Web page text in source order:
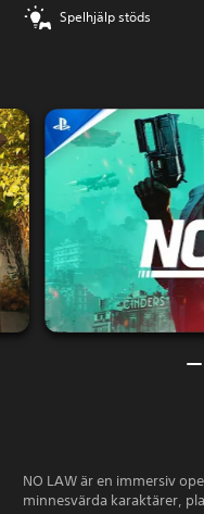
Spelhjälp stöds
NO LAW är en immersiv
minnesvärda karaktärer,